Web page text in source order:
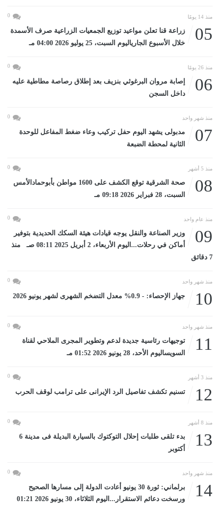
منذ 14 يومًا 0
05
زراعة قنا تعلن مواعيد توزيع الجمعيات الزراعية صرف الأسمدة
خلال الأسبوع الجارياليوم السبت، 25 يوليو 2026 04:00 مـ
منذ 26 يومًا 0
06
إصابة مروان البرغوثي بنزيف بعد إطلاق رصاصة مطاطية عليه
داخل السجن
منذ شهر واحد 0
07
مدبولى يشهد اليوم حفل تركيب وعاء ضغط المفاعل للوحدة
الثانية لمحطة الضبعة
منذ 5 أشهر 0
08
صحة الشرقية توقع الكشف على 1600 مواطن بأبوحمادالأمس
السبت، 28 فبراير 2026 09:18 مـ
منذ عام واحد 0
09
وزير الصناعة والنقل يوجه قيادات هيئة السكك الحديدية بتوفير
أماكن في رحلات...اليوم الأربعاء، 2 أبريل 2025 08:11 صـ منذ
7 دقائق
منذ شهر واحد 0
10 جهاز الإحصاء: - 0.9% معدل التضخم الشهرى لشهر يونيو 2026
منذ شهر واحد 0
11
توجيهات رئاسية جديدة لدعم وتطوير المجرى الملاحي لقناة
السويساليوم الأحد، 28 يونيو 2026 01:52 مـ
منذ 3 أشهر 0
12 تسنيم تكشف تفاصيل الرد الإيرانى على ترامب لوقف الحرب
منذ 8 أشهر 0
13
بدء تلقى طلبات إحلال التوكتوك بالسيارة البديلة فى مدينة 6
أكتوبر
منذ شهر واحد 0
14
برلماني: ثورة 30 يونيو أعادت الدولة إلى مسارها الصحيح
ورسخت دعائم الاستقرار...اليوم الثلاثاء، 30 يونيو 2026 01:21